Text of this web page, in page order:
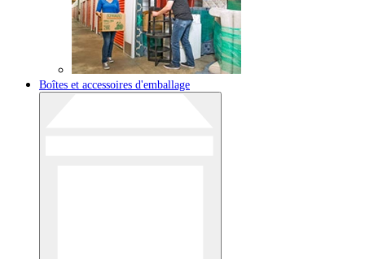
Boîtes et accessoires d'emballage